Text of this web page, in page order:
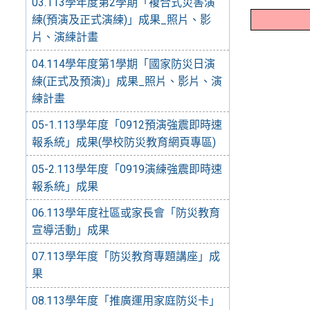
練(預演及正式演練)」成果_照片、影
片、演練計畫
04.114學年度第1學期「國家防災日演
練(正式及預演)」成果_照片、影片、演
練計畫
05-1.113學年度「0912預演強震即時速
報系統」成果(學校防災教育網頁專區)
05-2.113學年度「0919演練強震即時速
報系統」成果
06.113學年度社區或家長會「防災教育
宣導活動」成果
07.113學年度「防災教育專題講座」成
果
08.113學年度「推廣運用家庭防災卡」